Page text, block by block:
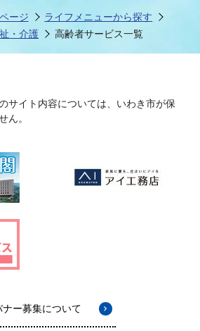
ージ
ライフメニューから探す
・介護 高齢者サービス一覧
サイト内容については、いわき市が保
ん。
ナー募集について